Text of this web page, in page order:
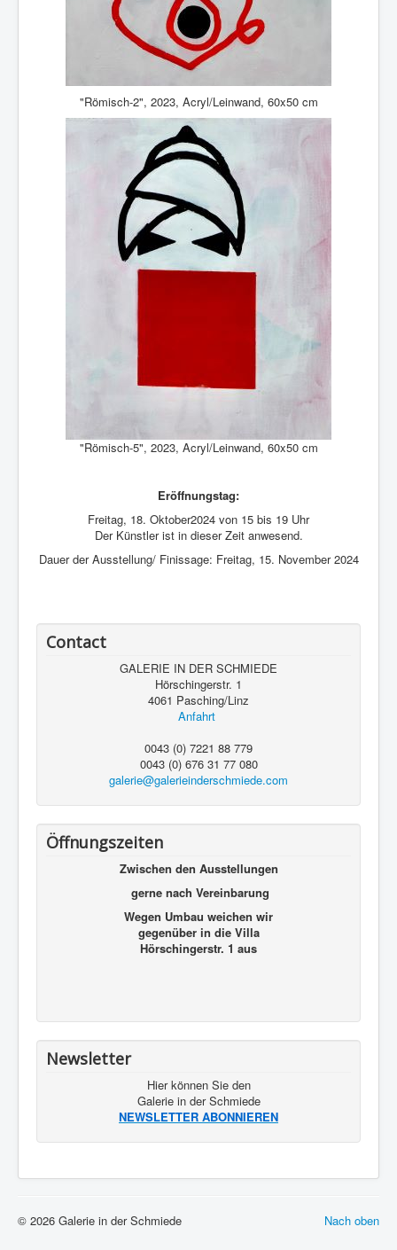
"Römisch-2", 2023, Acryl/Leinwand, 60x50 cm
"Römisch-5", 2023, Acryl/Leinwand, 60x50 cm
Eröffnungstag:
Freitag, 18. Oktober2024 von 15 bis 19 Uhr
Der Künstler ist in dieser Zeit anwesend.
Dauer der Ausstellung/ Finissage: Freitag, 15. November 2024
Contact
GALERIE IN DER SCHMIEDE
Hörschingerstr. 1
4061 Pasching/Linz
Anfahrt
0043 (0) 7221 88 779
0043 (0) 676 31 77 080
galerie@galerieinderschmiede.com
Öffnungszeiten
Zwischen den Ausstellungen
gerne nach Vereinbarung
Wegen Umbau weichen wir
gegenüber in die Villa
Hörschingerstr. 1 aus
Newsletter
Hier können Sie den
Galerie in der Schmiede
NEWSLETTER ABONNIEREN
Nach oben
© 2026 Galerie in der Schmiede